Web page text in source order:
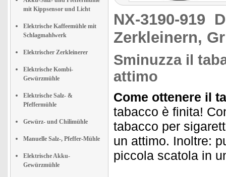
mit Kippsensor und Licht
Elektrische Kaffeemühle mit
Schlagmahlwerk
Elektrischer Zerkleinerer
Elektrische Kombi-
Gewürzmühle
Elektrische Salz- &
Pfeffermühle
Gewürz- und Chilimühle
Manuelle Salz-, Pfeffer-Mühle
Elektrische Akku-
Gewürzmühle
NX-3190-919
Zerkleinern,
Sminuzza il
attimo
Come ottenere il
tabacco è finita!
tabacco per
un attimo. Inoltre:
piccola scatola in